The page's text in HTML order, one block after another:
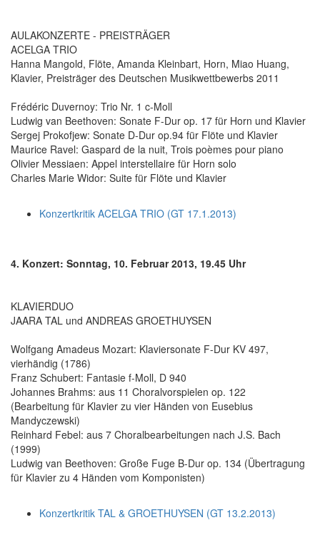
AULAKONZERTE - PREISTRÄGER
ACELGA TRIO
Hanna Mangold, Flöte, Amanda Kleinbart, Horn, Miao Huang,
Klavier, Preisträger des Deutschen Musikwettbewerbs 2011
Frédéric Duvernoy: Trio Nr. 1 c-Moll
Ludwig van Beethoven: Sonate F-Dur op. 17 für Horn und Klavier
Sergej Prokofjew: Sonate D-Dur op.94 für Flöte und Klavier
Maurice Ravel: Gaspard de la nuit, Trois poèmes pour piano
Olivier Messiaen: Appel interstellaire für Horn solo
Charles Marie Widor: Suite für Flöte und Klavier
Konzertkritik ACELGA TRIO (GT 17.1.2013)
4. Konzert: Sonntag, 10. Februar 2013, 19.45 Uhr
KLAVIERDUO
JAARA TAL und ANDREAS GROETHUYSEN
Wolfgang Amadeus Mozart: Klaviersonate F-Dur KV 497,
vierhändig (1786)
Franz Schubert: Fantasie f-Moll, D 940
Johannes Brahms: aus 11 Choralvorspielen op. 122
(Bearbeitung für Klavier zu vier Händen von Eusebius
Mandyczewski)
Reinhard Febel: aus 7 Choralbearbeitungen nach J.S. Bach
(1999)
Ludwig van Beethoven: Große Fuge B-Dur op. 134 (Übertragung
für Klavier zu 4 Händen vom Komponisten)
Konzertkritik TAL & GROETHUYSEN (GT 13.2.2013)